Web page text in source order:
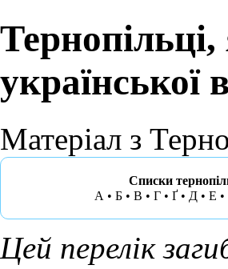
Тернопільці,
Матеріал з
Списки
А • Б • В • Г • Ґ • Д • Е •
Цей перелік